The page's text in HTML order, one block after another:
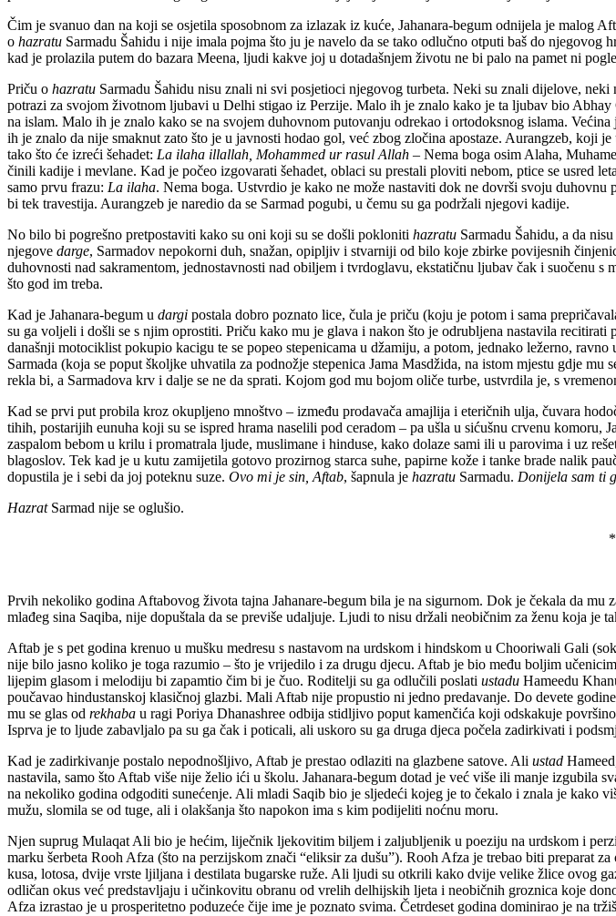
Čim je svanuo dan na koji se osjetila sposobnom za izlazak iz kuće, Jahanara-begum odnijela je malog
o hazratu Sarmadu Šahidu i nije imala pojma što ju je navelo da se tako odlučno otputi baš do
kad je prolazila putem do bazara Meena, ljudi kakve joj u dotadašnjem životu ne bi palo na pamet ni
Priču o hazratu Sarmadu Šahidu nisu znali ni svi posjetioci njegovog turbeta. Neki su znali dijelove,
potrazi za svojom životnom ljubavi u Delhi stigao iz Perzije. Malo ih je znalo kako je ta ljubav bio
na islam. Malo ih je znalo kako se na svojem duhovnom putovanju odrekao i ortodoksnog islama.
ih je znalo da nije smaknut zato što je u javnosti hodao gol, već zbog zločina apostaze. Aurangzeb, koji
tako što će izreći šehadet: La ilaha illallah, Mohammed ur rasul Allah – Nema boga osim Alaha,
činili kadije i mevlane. Kad je počeo izgovarati šehadet, oblaci su prestali ploviti nebom, ptice se usred
samo prvu frazu: La ilaha. Nema boga. Ustvrdio je kako ne može nastaviti dok ne dovrši svoju
bi tek travestija. Aurangzeb je naredio da se Sarmad pogubi, u čemu su ga podržali njegovi kadije.
No bilo bi pogrešno pretpostaviti kako su oni koji su se došli pokloniti hazratu Sarmadu Šahidu, a da
njegove darge, Sarmadov nepokorni duh, snažan, opipljiv i stvarniji od bilo koje zbirke povijesnih
duhovnosti nad sakramentom, jednostavnosti nad obiljem i tvrdoglavu, ekstatičnu ljubav čak i suočenu
što god im treba.
Kad je Jahanara-begum u dargi postala dobro poznato lice, čula je priču (koju je potom i sama
su ga voljeli i došli se s njim oprostiti. Priču kako mu je glava i nakon što je odrubljena nastavila
današnji motociklist pokupio kacigu te se popeo stepenicama u džamiju, a potom, jednako ležerno,
Sarmada (koja se poput školjke uhvatila za podnožje stepenica Jama Masdžida, na istom mjestu gdje
rekla bi, a Sarmadova krv i dalje se ne da sprati. Kojom god mu bojom oliče turbe, ustvrdila je, s
Kad se prvi put probila kroz okupljeno mnoštvo – između prodavača amajlija i eteričnih ulja, čuvara
tihih, postarijih eunuha koji su se ispred hrama naselili pod ceradom – pa ušla u sićušnu crvenu
zaspalom bebom u krilu i promatrala ljude, muslimane i hinduse, kako dolaze sami ili u parovima i uz
blagoslov. Tek kad je u kutu zamijetila gotovo prozirnog starca suhe, papirne kože i tanke brade nalik
dopustila je i sebi da joj poteknu suze. Ovo mi je sin, Aftab, šapnula je hazratu Sarmadu. Donijela sam ti
Hazrat Sarmad nije se oglušio.
*
Prvih nekoliko godina Aftabovog života tajna Jahanare-begum bila je na sigurnom. Dok je čekala da
mlađeg sina Saqiba, nije dopuštala da se previše udaljuje. Ljudi to nisu držali neobičnim za ženu koja je
Aftab je s pet godina krenuo u mušku medresu s nastavom na urdskom i hindskom u Chooriwali Gali
nije bilo jasno koliko je toga razumio – što je vrijedilo i za drugu djecu. Aftab je bio među boljim
lijepim glasom i melodiju bi zapamtio čim bi je čuo. Roditelji su ga odlučili poslati ustadu Hameedu
poučavao hindustanskoj klasičnoj glazbi. Mali Aftab nije propustio ni jedno predavanje. Do devete
mu se glas od rekhaba u ragi Poriya Dhanashree odbija stidljivo poput kamenčića koji odskakuje
Isprva je to ljude zabavljalo pa su ga čak i poticali, ali uskoro su ga druga djeca počela zadirkivati i
Kad je zadirkivanje postalo nepodnošljivo, Aftab je prestao odlaziti na glazbene satove. Ali ustad
nastavila, samo što Aftab više nije želio ići u školu. Jahanara-begum dotad je već više ili manje
na nekoliko godina odgoditi sunećenje. Ali mladi Saqib bio je sljedeći kojeg je to čekalo i znala je kako
mužu, slomila se od tuge, ali i olakšanja što napokon ima s kim podijeliti noćnu moru.
Njen suprug Mulaqat Ali bio je hećim, liječnik ljekovitim biljem i zaljubljenik u poeziju na urdskom i
marku šerbeta Rooh Afza (što na perzijskom znači “eliksir za dušu”). Rooh Afza je trebao biti preparat
kusa, lotosa, dvije vrste ljiljana i destilata bugarske ruže. Ali ljudi su otkrili kako dvije velike žlice ovog
odličan okus već predstavljaju i učinkovitu obranu od vrelih delhijskih ljeta i neobičnih groznica koje
Afza izrastao je u prosperitetno poduzeće čije ime je poznato svima. Četrdeset godina dominirao je na